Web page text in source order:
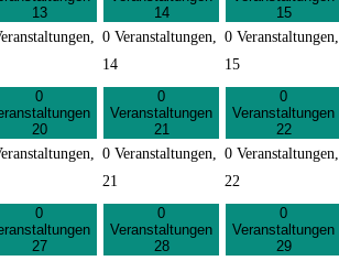
13
14
0 Veranstaltungen,
14
15
0 Veranstaltungen,
15
0
20
0
Veranstaltungen
21
0 Veranstaltungen,
21
0
Veranstaltungen
22
0 Veranstaltungen,
22
0
27
0
Veranstaltungen
28
0
Veranstaltungen
29